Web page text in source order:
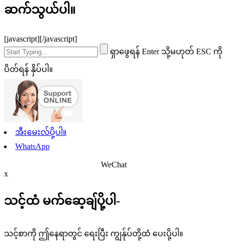
ဆက်သွယ်ပါ။
[javascript][/javascript]
ရှာဖွေရန် Enter သို့မဟုတ် ESC ကို
ပိတ်ရန် နှိပ်ပါ။
အီးမေးလ်ပို့ပါ။
WhatsApp
WeChat
x
သင့်ထံ မက်ဆေ့ချ်ပို့ပါ-
သင့်စာကို ဤနေရာတွင် ရေးပြီး ကျွန်ုပ်တို့ထံ ပေးပို့ပါ။